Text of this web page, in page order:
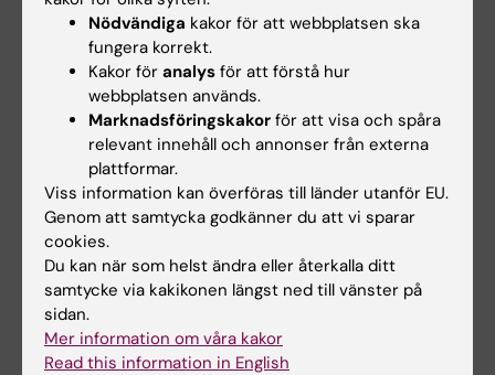
Vid min återkomst till Karolinska etablerade
jag vår forskargrupp vid Institutionen för
Klinisk Neurovetenskap på KI, där vi fokuserar
främst på kvantitativa bildtekniker och deras
applikation för att förbättra diagnostiken och
bedömning av terapisvar vid exempelvis MS,
demenssjukdomar, rörelsestörningar och ALS.
Forskningsområden:
Medicinsk bildvetenskap
Neurologi
Nödvändiga kakor för att webbplatsen ska
fungera korrekt.
Kakor för analys för att förstå hur
webbplatsen används.
Marknadsföringskakor för att visa och spåra
relevant innehåll och annonser från externa
plattformar.
Viss information kan överföras till länder utanför EU.
Genom att samtycka godkänner du att vi sparar
cookies.
Du kan när som helst ändra eller återkalla ditt
samtycke via kakikonen längst ned till vänster på
sidan.
Mer information om våra kakor
Read this information in English